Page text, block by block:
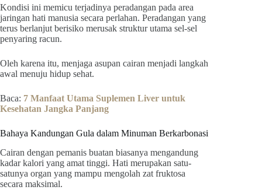
Kondisi ini memicu terjadinya peradangan pada area
jaringan hati manusia secara perlahan. Peradangan yang
terus berlanjut berisiko merusak struktur utama sel-sel
penyaring racun.
Oleh karena itu, menjaga asupan cairan menjadi langkah
awal menuju hidup sehat.
Baca: 7 Manfaat Utama Suplemen Liver untuk
Kesehatan Jangka Panjang
Bahaya Kandungan Gula dalam Minuman Berkarbonasi
Cairan dengan pemanis buatan biasanya mengandung
kadar kalori yang amat tinggi. Hati merupakan satu-
satunya organ yang mampu mengolah zat fruktosa
secara maksimal.